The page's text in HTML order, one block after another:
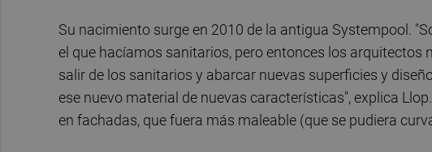
Su nacimiento surge en 2010 de la antigua Systempool.
el que hacíamos sanitarios, pero entonces los
salir de los sanitarios y abarcar nuevas superficies y
ese nuevo material de nuevas características", explica
en fachadas, que fuera más maleable (que se pudiera